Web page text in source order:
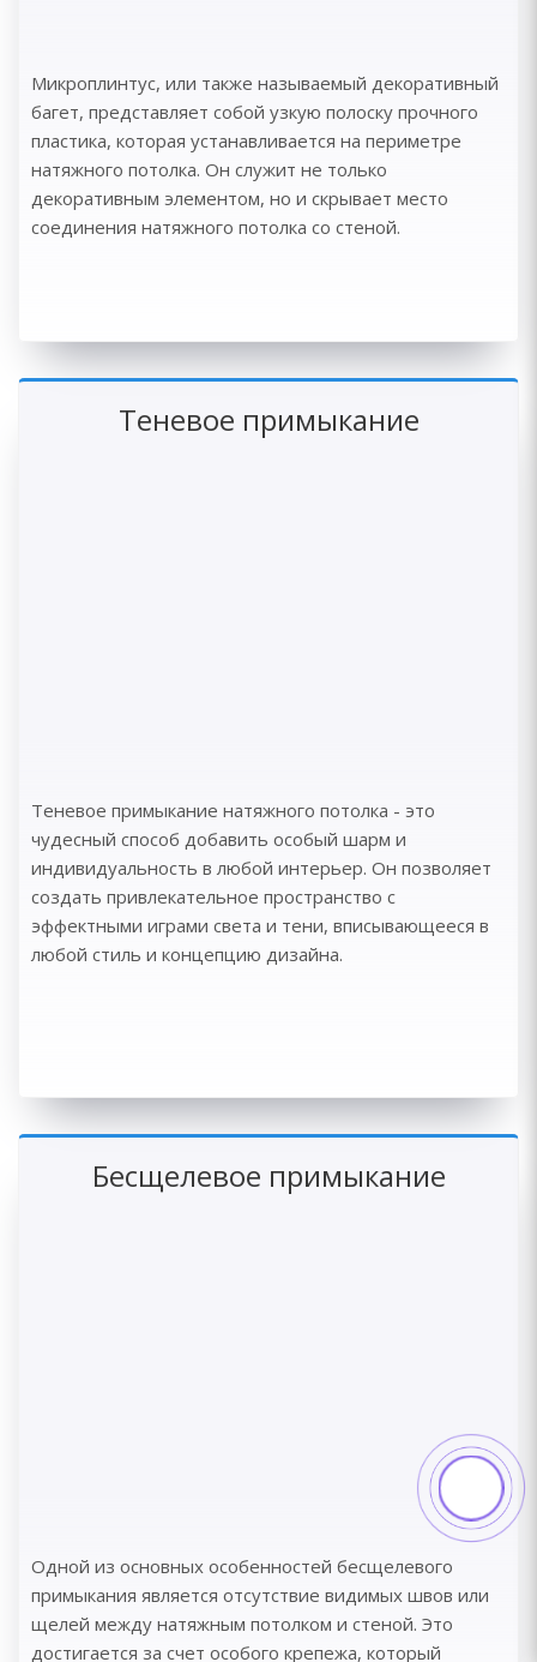
Микроплинтус, или также называемый декоративный
багет, представляет собой узкую полоску прочного
пластика, которая устанавливается на периметре
натяжного потолка. Он служит не только
декоративным элементом, но и скрывает место
соединения натяжного потолка со стеной.
Теневое примыкание
Теневое примыкание натяжного потолка - это
чудесный способ добавить особый шарм и
индивидуальность в любой интерьер. Он позволяет
создать привлекательное пространство с
эффектными играми света и тени, вписывающееся в
любой стиль и концепцию дизайна.
Бесщелевое примыкание
Одной из основных особенностей бесщелевого
примыкания является отсутствие видимых швов или
щелей между натяжным потолком и стеной. Это
достигается за счет особого крепежа, который